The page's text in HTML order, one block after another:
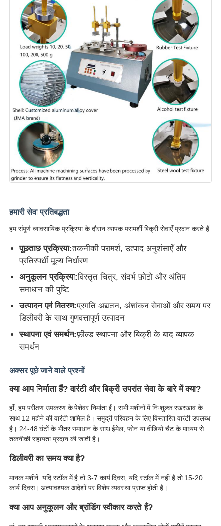
हमारी सेवा प्रतिबद्धता
हम संपूर्ण व्यावसायिक प्रक्रिया के दौरान व्यापक परामर्शी बिक्री सेवाएँ प्रदान करते हैं:
पूछताछ प्रक्रिया:तकनीकी परामर्श, उत्पाद अनुशंसाएँ और
प्रतिस्पर्धी मूल्य निर्धारण
अनुकूलन प्रक्रिया:विस्तृत चित्र, संदर्भ फ़ोटो और अंतिम
समाधान की पुष्टि
उत्पादन एवं वितरण:प्रगति अद्यतन, अंशांकन सेवाओं और समय पर
डिलीवरी के साथ गुणवत्तापूर्ण उत्पादन
स्थापना एवं समर्थन:फ़ील्ड स्थापना और बिक्री के बाद व्यापक
समर्थन
अक्सर पूछे जाने वाले प्रश्नों
क्या आप निर्माता हैं? वारंटी और बिक्री उपरांत सेवा के बारे में क्या?
हाँ, हम परीक्षण उपकरण के पेशेवर निर्माता हैं। सभी मशीनों में निःशुल्क रखरखाव के
साथ 12 महीने की वारंटी शामिल है। समुद्री परिवहन के लिए विस्तारित वारंटी उपलब्ध
है। 24-48 घंटों के भीतर समाधान के साथ ईमेल, फोन या वीडियो चैट के माध्यम से
तकनीकी सहायता प्रदान की जाती है।
डिलीवरी का समय क्या है?
मानक मशीनें: यदि स्टॉक में है तो 3-7 कार्य दिवस, यदि स्टॉक में नहीं है तो 15-20
कार्य दिवस। अत्यावश्यक आदेशों पर विशेष व्यवस्था प्राप्त होती है।
क्या आप अनुकूलन और ब्रांडिंग स्वीकार करते हैं?